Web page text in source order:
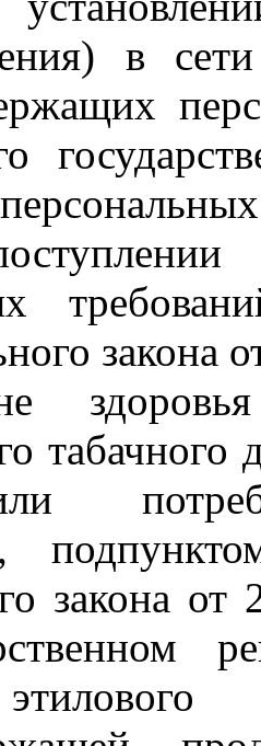
в
закона
табачного
закона